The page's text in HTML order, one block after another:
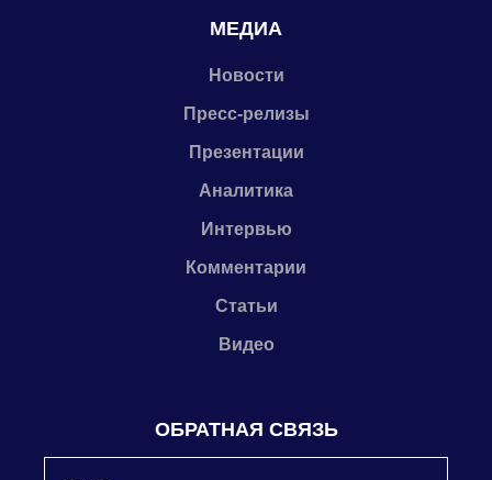
МЕДИА
Новости
Пресс-релизы
Презентации
Аналитика
Интервью
Комментарии
Статьи
Видео
ОБРАТНАЯ СВЯЗЬ